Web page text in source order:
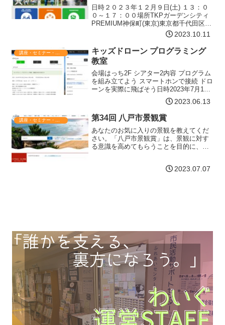
能な新しい地域づくり－
日時２０２３年１２月９日(土) １３：０
０～１７：００場所TKPガーデンシティ
PREMIUM神保町(東京)東京都千代田区神
田錦町３丁目２２ テラススクエア３階(会
場参加+ｵﾝﾗｲﾝ配信）定員数オンライン参
加1,000名、会場参加100名程度…【詳細
はコチラ】
2023.10.11
講座・セミナー・表彰
キッズドローン プログラミング
教室
会場はっち2F シアター2内容 プログラム
を組み立てよう スマートホンで接続 ドロ
ーンを実際に飛ばそう日時2023年7月1日
(土)・2日(日)1回目 9:30～10:30 2回目
11:00～12:00 3回目13:30～14:30 4回
目…【詳細はコチラ】
2023.06.13
第34回 八戸市景観賞
あなたのお気に入りの景観を教えてくだ
さい。「八戸市景観賞」は、景観に対す
る意識を高めてもらうことを目的に、市
る景観・建築・広告・活動などを表彰す
2023.07.07